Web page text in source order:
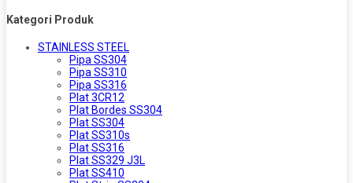
Kategori Produk
STAINLESS STEEL
Pipa SS304
Pipa SS310
Pipa SS316
Plat 3CR12
Plat Bordes SS304
Plat SS304
Plat SS310s
Plat SS316
Plat SS329 J3L
Plat SS410